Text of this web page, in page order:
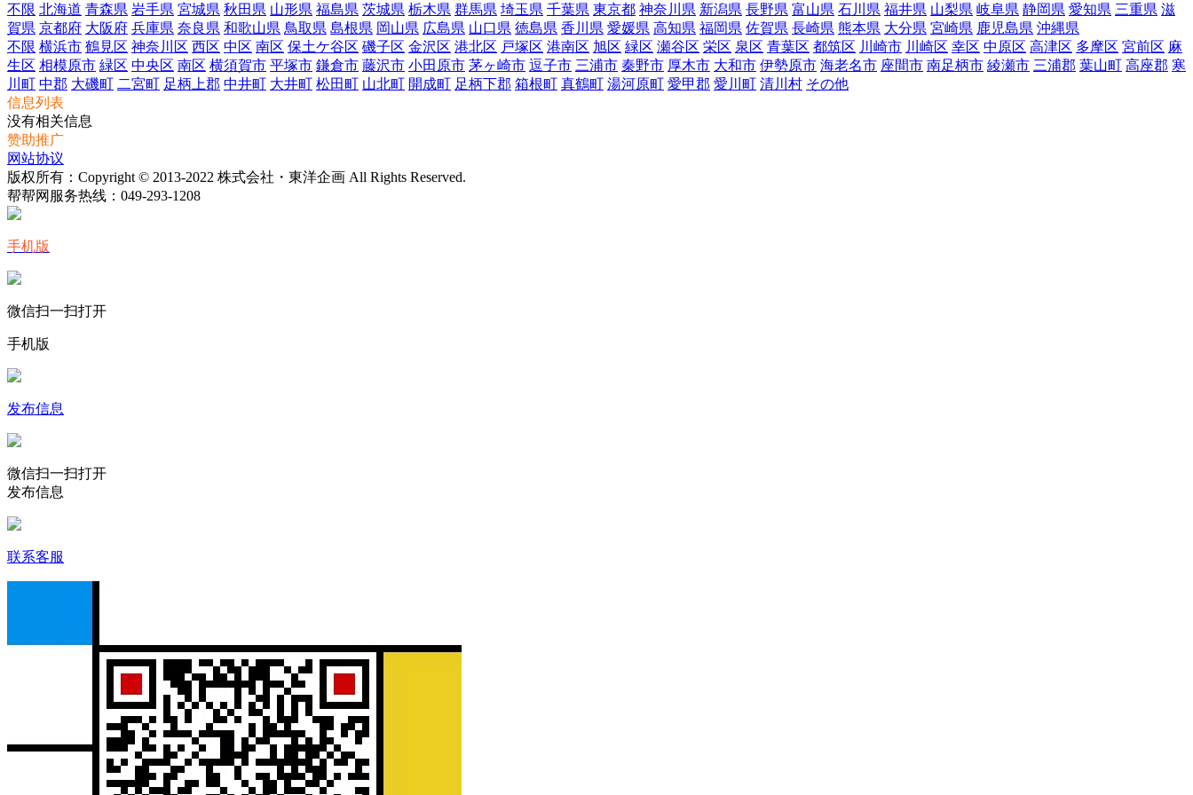
不限 北海道 青森県 岩手県 宮城県 秋田県 山形県 福島県 茨城県 栃木県 群馬県 埼玉県 千葉県 東京都 神奈川県 新潟県 長野県 富山県 石川県 福井県 山梨県 岐阜県 静岡県 愛知県 三重県 滋
賀県 京都府 大阪府 兵庫県 奈良県 和歌山県 鳥取県 島根県 岡山県 広島県 山口県 徳島県 香川県 愛媛県 高知県 福岡県 佐賀県 長崎県 熊本県 大分県 宮崎県 鹿児島県 沖縄県
不限 横浜市 鶴見区 神奈川区 西区 中区 南区 保土ケ谷区 磯子区 金沢区 港北区 戸塚区 港南区 旭区 緑区 瀬谷区 栄区 泉区 青葉区 都筑区 川崎市 川崎区 幸区 中原区 高津区 多摩区 宮前区 麻
生区 相模原市 緑区 中央区 南区 横須賀市 平塚市 鎌倉市 藤沢市 小田原市 茅ヶ崎市 逗子市 三浦市 秦野市 厚木市 大和市 伊勢原市 海老名市 座間市 南足柄市 綾瀬市 三浦郡 葉山町 高座郡 寒
川町 中郡 大磯町 二宮町 足柄上郡 中井町 大井町 松田町 山北町 開成町 足柄下郡 箱根町 真鶴町 湯河原町 愛甲郡 愛川町 清川村 その他
信息列表
没有相关信息
赞助推广
网站协议
版权所有：Copyright © 2013-2022 株式会社・東洋企画 All Rights Reserved.
帮帮网服务热线： 049-293-1208
手机版
微信扫一扫打开
手机版
发布信息
微信扫一扫打开
发布信息
联系客服